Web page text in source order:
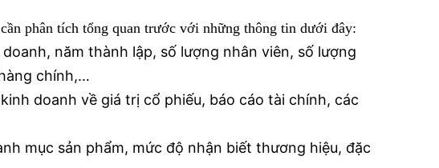
phân tích tổng quan trước với những thông tin dưới đây:
năm thành lập, số lượng nhân viên, số lượng
chính,…
doanh về giá trị cổ phiếu, báo cáo tài chính, các
mục sản phẩm, mức độ nhận biết thương hiệu, đặc